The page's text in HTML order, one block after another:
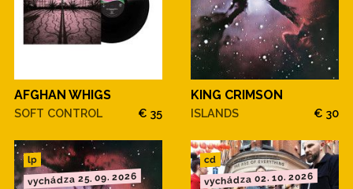
AFGHAN WHIGS
SOFT CONTROL € 35
KING CRIMSON
ISLANDS € 30
lp
vychádza 25. 09. 2026
cd
vychádza 02. 10. 2026